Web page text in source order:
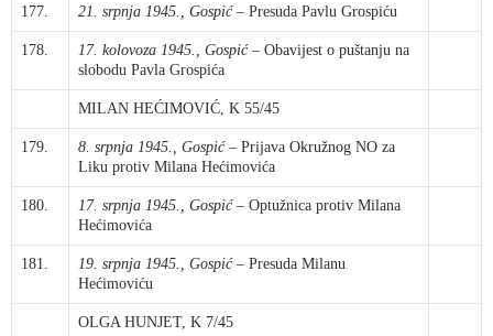
177. 21. srpnja 1945., Gospić – Presuda Pavlu Grospiću
178. 17. kolovoza 1945., Gospić – Obavijest o puštanju na
slobodu Pavla Grospića
MILAN HEĆIMOVIĆ, K 55/45
179. 8. srpnja 1945., Gospić – Prijava Okružnog NO za
Liku protiv Milana Hećimovića
180. 17. srpnja 1945., Gospić – Optužnica protiv Milana
Hećimovića
181. 19. srpnja 1945., Gospić – Presuda Milanu
Hećimoviću
OLGA HUNJET, K 7/45